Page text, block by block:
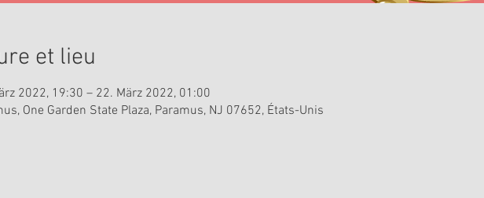
et lieu
2022, 19:30 – 22. März 2022, 01:00
One Garden State Plaza, Paramus, NJ 07652, États-Unis